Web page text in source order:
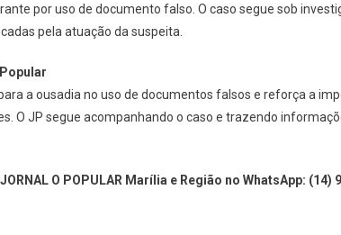
por uso de documento falso. O caso segue sob
pela atuação da suspeita.
a ousadia no uso de documentos falsos e reforça a
O JP segue acompanhando o caso e trazendo
O POPULAR Marília e Região no WhatsApp: (14)